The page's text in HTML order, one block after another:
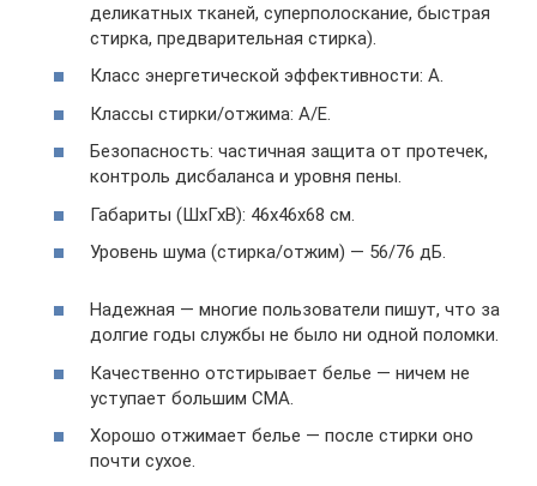
деликатных тканей, суперполоскание, быстрая
стирка, предварительная стирка).
Класс энергетической эффективности: А.
Классы стирки/отжима: А/Е.
Безопасность: частичная защита от протечек,
контроль дисбаланса и уровня пены.
Габариты (ШхГхВ): 46x46x68 см.
Уровень шума (стирка/отжим) — 56/76 дБ.
Надежная — многие пользователи пишут, что за
долгие годы службы не было ни одной поломки.
Качественно отстирывает белье — ничем не
уступает большим СМА.
Хорошо отжимает белье — после стирки оно
почти сухое.